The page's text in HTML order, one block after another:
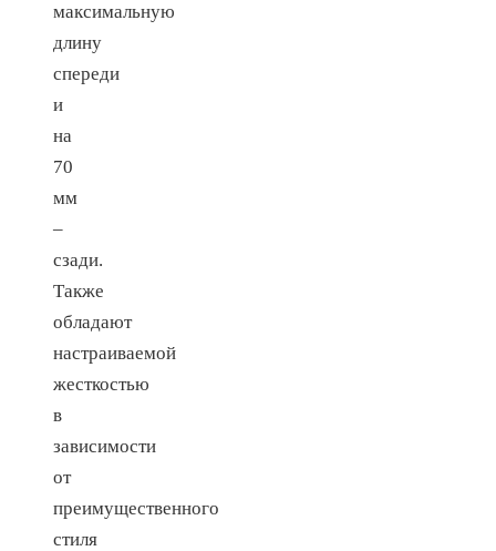
максимальную
длину
спереди
и
на
70
мм
–
сзади.
Также
обладают
настраиваемой
жесткостью
в
зависимости
от
преимущественного
стиля